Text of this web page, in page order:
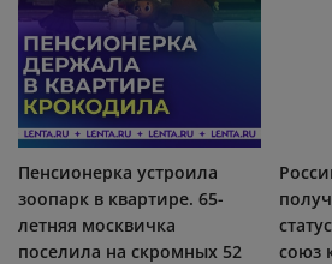
Пенсионерка устроила
зоопарк в квартире. 65-
летняя москвичка
поселила на скромных 52
союз